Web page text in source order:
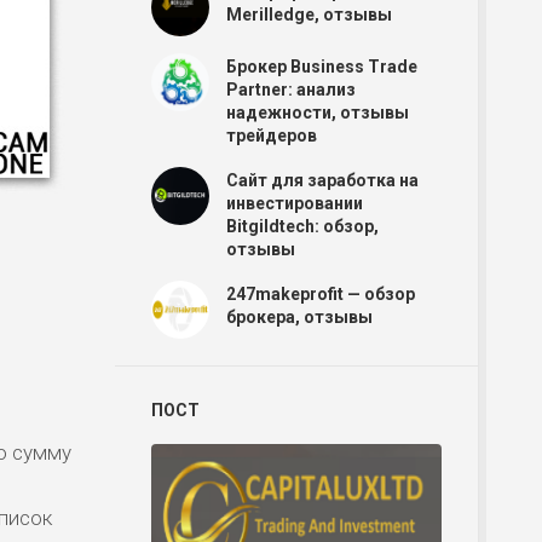
сумму
Merilledge, отзывы
Брокер Business Trade
Partner: анализ
надежности, отзывы
трейдеров
Сайт для заработка на
инвестировании
Bitgildtech: обзор,
отзывы
247makeprofit — обзор
брокера, отзывы
ПОСТ